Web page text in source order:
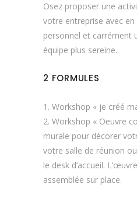
Osez proposer une
votre entreprise avec
personnel et carrément
équipe plus sereine.
2 FORMULES
Workshop « je créé
Workshop « Oeuvre
murale pour décorer
votre salle de réunion
le desk d’accueil.
assemblée sur place.